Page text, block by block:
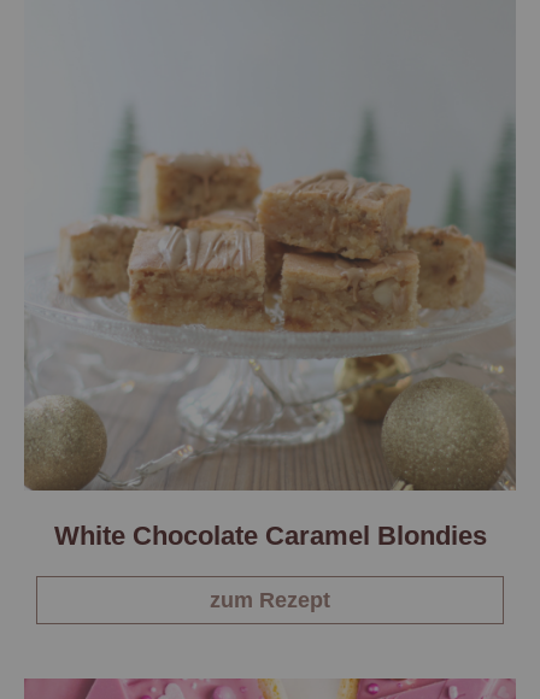
White Chocolate Caramel Blondies
zum Rezept